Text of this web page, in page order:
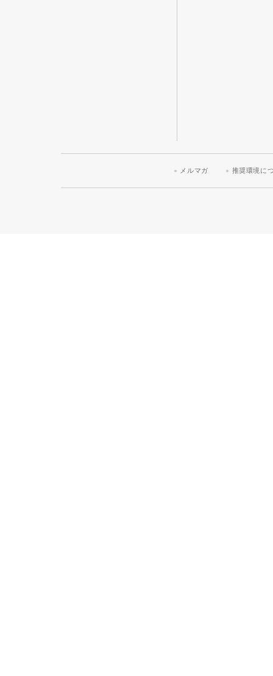
メルマガ 推奨環境に